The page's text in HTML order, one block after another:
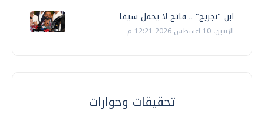
ابن "نجريج" .. فاتح لا يحمل سيفا
الإثنين، 10 اغسطس 2026 12:21 م
تحقيقات وحوارات